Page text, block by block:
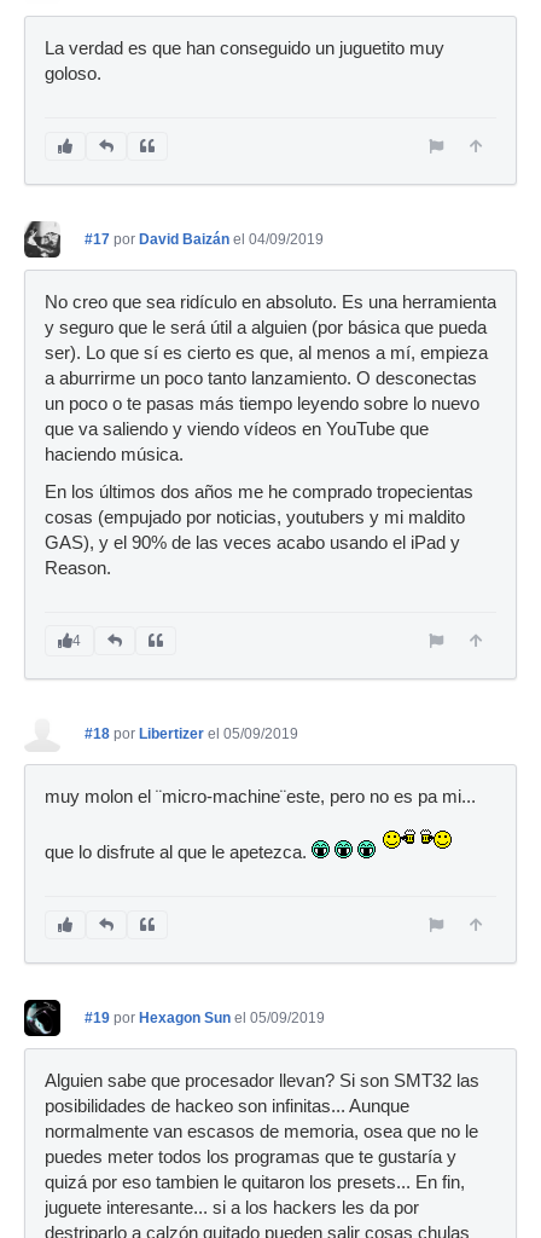
La verdad es que han conseguido un juguetito muy
goloso.
#17 por David Baizán el 04/09/2019
No creo que sea ridículo en absoluto. Es una herramienta
y seguro que le será útil a alguien (por básica que pueda
ser). Lo que sí es cierto es que, al menos a mí, empieza
a aburrirme un poco tanto lanzamiento. O desconectas
un poco o te pasas más tiempo leyendo sobre lo nuevo
que va saliendo y viendo vídeos en YouTube que
haciendo música.
En los últimos dos años me he comprado tropecientas
cosas (empujado por noticias, youtubers y mi maldito
GAS), y el 90% de las veces acabo usando el iPad y
Reason.
4
#18 por Libertizer el 05/09/2019
muy molon el ¨micro-machine¨este, pero no es pa mi...
que lo disfrute al que le apetezca.
#19 por Hexagon Sun el 05/09/2019
Alguien sabe que procesador llevan? Si son SMT32 las
posibilidades de hackeo son infinitas... Aunque
normalmente van escasos de memoria, osea que no le
puedes meter todos los programas que te gustaría y
quizá por eso tambien le quitaron los presets... En fin,
juguete interesante... si a los hackers les da por
destriparlo a calzón quitado pueden salir cosas chulas